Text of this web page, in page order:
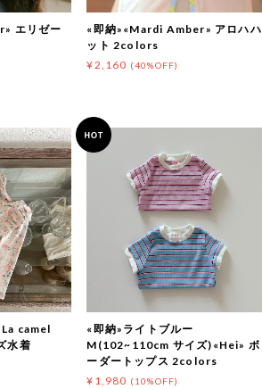
エリゼー
«即納»«Mardi Amber» アロハハ
ット 2colors
¥2,160 (40%OFF)
camel
水着
«即納»ライトブルー
M(102~110cm サイズ)«Hei» ボ
ーダートップス 2colors
¥1,980 (10%OFF)